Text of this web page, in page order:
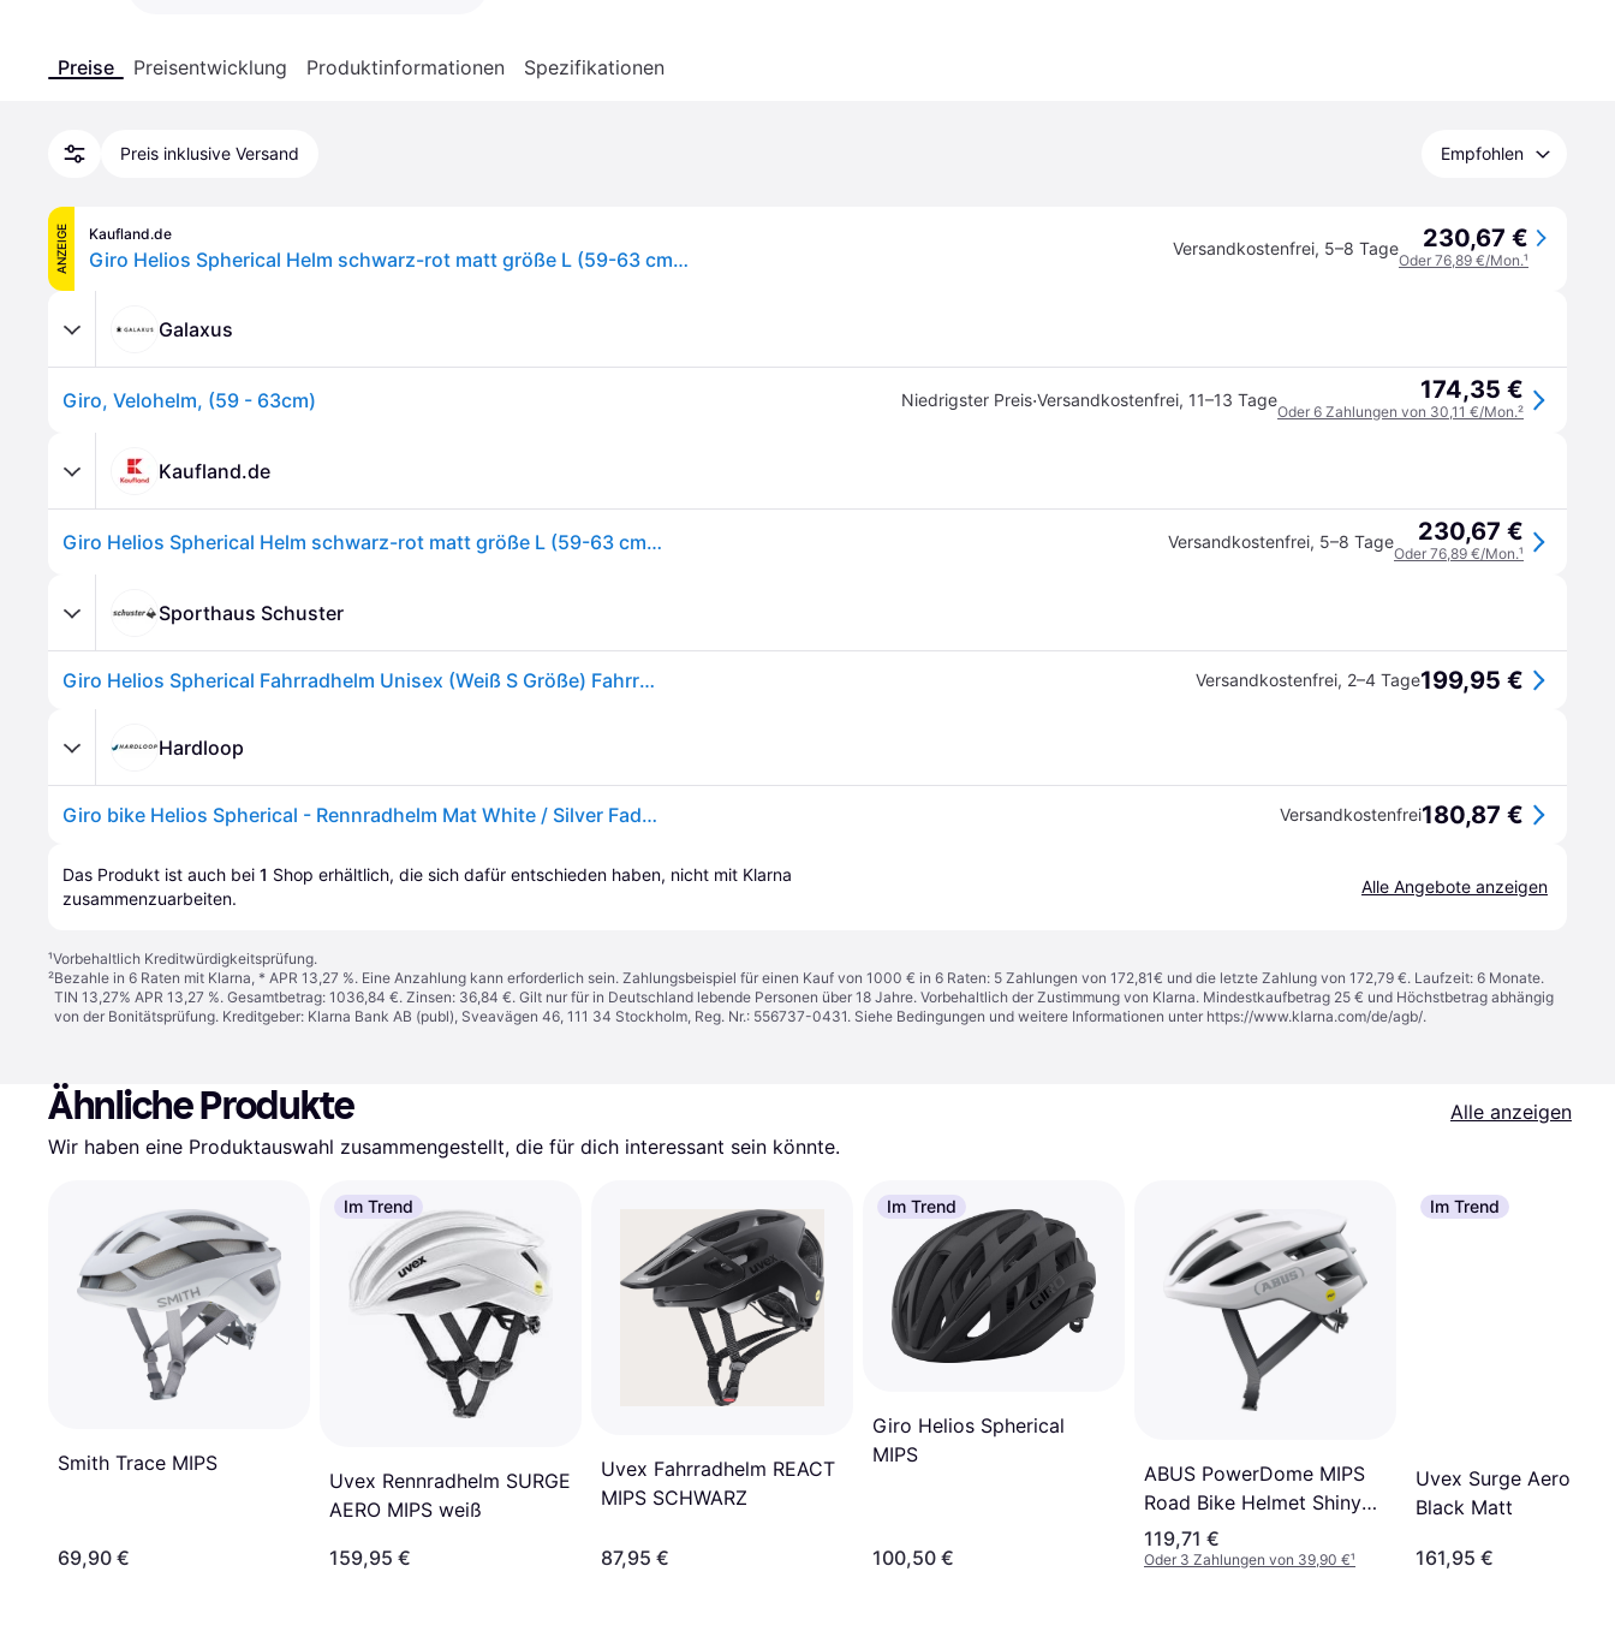
Preise Preisentwicklung Produktinformationen Spezifikationen
Preis inklusive Versand Empfohlen
ANZEIGE Kaufland.de
Giro Helios Spherical Helm schwarz-rot matt größe L (59-63 cm) 7129154 Versandkostenfrei, 5–8 Tage 230,67 €
Oder 76,89 €/Mon.¹
Galaxus
Giro, Velohelm, (59 - 63cm) Niedrigster Preis·Versandkostenfrei, 11–13 Tage 174,35 €
Oder 6 Zahlungen von 30,11 €/Mon.²
Kaufland.de
Giro Helios Spherical Helm schwarz-rot matt größe L (59-63 cm) 7129154 Versandkostenfrei, 5–8 Tage 230,67 €
Oder 76,89 €/Mon.¹
Sporthaus Schuster
Giro Helios Spherical Fahrradhelm Unisex (Weiß S Größe) Fahrradhelme Versandkostenfrei, 2–4 Tage199,95 €
Hardloop
Giro bike Helios Spherical - Rennradhelm Mat White / Silver Fade 51-55 cm Versandkostenfrei180,87 €
Das Produkt ist auch bei 1 Shop erhältlich, die sich dafür entschieden haben, nicht mit Klarna
zusammenzuarbeiten.
Alle Angebote anzeigen
¹Vorbehaltlich Kreditwürdigkeitsprüfung.
²Bezahle in 6 Raten mit Klarna, * APR 13,27 %. Eine Anzahlung kann erforderlich sein. Zahlungsbeispiel für einen Kauf von 1000 € in 6 Raten: 5 Zahlungen von 172,81€ und die letzte Zahlung von 172,79 €. Laufzeit: 6 Monate.
TIN 13,27% APR 13,27 %. Gesamtbetrag: 1036,84 €. Zinsen: 36,84 €. Gilt nur für in Deutschland lebende Personen über 18 Jahre. Vorbehaltlich der Zustimmung von Klarna. Mindestkaufbetrag 25 € und Höchstbetrag abhängig
von der Bonitätsprüfung. Kreditgeber: Klarna Bank AB (publ), Sveavägen 46, 111 34 Stockholm, Reg. Nr.: 556737-0431. Siehe Bedingungen und weitere Informationen unter https://www.klarna.com/de/agb/.
Ähnliche Produkte
Alle anzeigen
Wir haben eine Produktauswahl zusammengestellt, die für dich interessant sein könnte.
Smith Trace MIPS
69,90 €
Im Trend
Uvex Rennradhelm SURGE
AERO MIPS weiß
159,95 €
Uvex Fahrradhelm REACT
MIPS SCHWARZ
87,95 €
Im Trend
Giro Helios Spherical
MIPS
100,50 €
ABUS PowerDome MIPS
Road Bike Helmet Shiny
White
119,71 €
Oder 3 Zahlungen von 39,90 €¹
Im Trend
Uvex Surge Aero
Black Matt
161,95 €